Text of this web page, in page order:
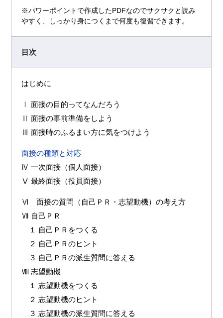
※パワーポイントで作成したPDFなのでサクサクと読み
やすく、しっかり身につくまで何度も復習できます。
目次
はじめに
Ⅰ 面接の目的ってなんだろう
Ⅱ 面接の事前準備をしよう
Ⅲ 面接時のふるまい方に気をつけよう
面接の種類と対応
Ⅳ 一次面接（個人面接）
Ⅴ 最終面接（役員面接）
Ⅵ 面接の質問（自己ＰＲ・志望動機）の考え方
Ⅶ 自己ＰＲ
１ 自己ＰＲをつくる
２ 自己ＰＲのヒント
３ 自己ＰＲの派生質問に答える
Ⅷ 志望動機
１ 志望動機をつくる
２ 志望動機のヒント
３ 志望動機の派生質問に答える